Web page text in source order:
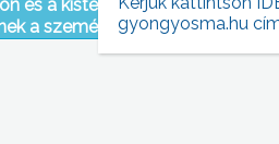
és a kistérség 10
a szemétlerakók
A
gyongyosma.hu